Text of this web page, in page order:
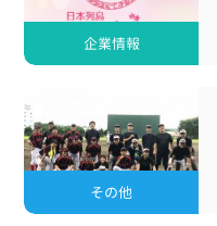
企業情報
その他